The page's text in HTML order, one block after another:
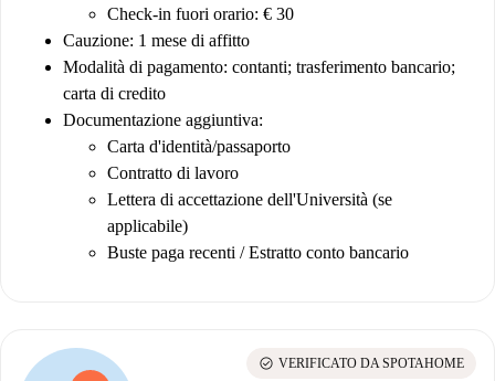
Check-in fuori orario: € 30
Cauzione: 1 mese di affitto
Modalità di pagamento: contanti; trasferimento bancario;
carta di credito
Documentazione aggiuntiva:
Carta d'identità/passaporto
Contratto di lavoro
Lettera di accettazione dell'Università (se
applicabile)
Buste paga recenti / Estratto conto bancario
check_circle VERIFICATO DA SPOTAHOME